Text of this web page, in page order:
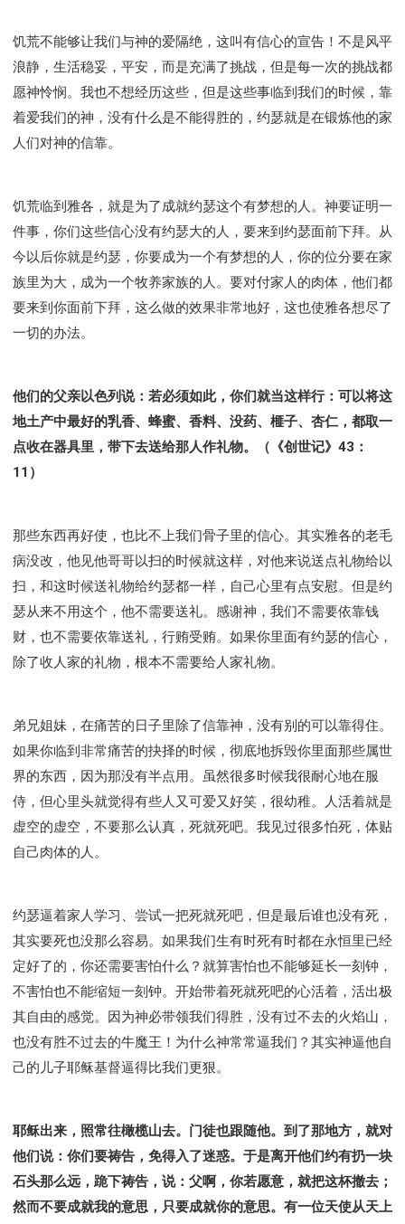
饥荒不能够让我们与神的爱隔绝，这叫有信心的宣告！不是风平
浪静，生活稳妥，平安，而是充满了挑战，但是每一次的挑战都
愿神怜悯。我也不想经历这些，但是这些事临到我们的时候，靠
着爱我们的神，没有什么是不能得胜的，约瑟就是在锻炼他的家
人们对神的信靠。
饥荒临到雅各，就是为了成就约瑟这个有梦想的人。神要证明一
件事，你们这些信心没有约瑟大的人，要来到约瑟面前下拜。从
今以后你就是约瑟，你要成为一个有梦想的人，你的位分要在家
族里为大，成为一个牧养家族的人。要对付家人的肉体，他们都
要来到你面前下拜，这么做的效果非常地好，这也使雅各想尽了
一切的办法。
他们的父亲以色列说：若必须如此，你们就当这样行：可以将这
地土产中最好的乳香、蜂蜜、香料、没药、榧子、杏仁，都取一
点收在器具里，带下去送给那人作礼物。（《创世记》43：
11）
那些东西再好使，也比不上我们骨子里的信心。其实雅各的老毛
病没改，他见他哥哥以扫的时候就这样，对他来说送点礼物给以
扫，和这时候送礼物给约瑟都一样，自己心里有点安慰。但是约
瑟从来不用这个，他不需要送礼。感谢神，我们不需要依靠钱
财，也不需要依靠送礼，行贿受贿。如果你里面有约瑟的信心，
除了收人家的礼物，根本不需要给人家礼物。
弟兄姐妹，在痛苦的日子里除了信靠神，没有别的可以靠得住。
如果你临到非常痛苦的抉择的时候，彻底地拆毁你里面那些属世
界的东西，因为那没有半点用。虽然很多时候我很耐心地在服
侍，但心里头就觉得有些人又可爱又好笑，很幼稚。人活着就是
虚空的虚空，不要那么认真，死就死吧。我见过很多怕死，体贴
自己肉体的人。
约瑟逼着家人学习、尝试一把死就死吧，但是最后谁也没有死，
其实要死也没那么容易。如果我们生有时死有时都在永恒里已经
定好了的，你还需要害怕什么？就算害怕也不能够延长一刻钟，
不害怕也不能缩短一刻钟。开始带着死就死吧的心活着，活出极
其自由的感觉。因为神必带领我们得胜，没有过不去的火焰山，
也没有胜不过去的牛魔王！为什么神常常逼我们？其实神逼他自
己的儿子耶稣基督逼得比我们更狠。
耶稣出来，照常往橄榄山去。门徒也跟随他。到了那地方，就对
他们说：你们要祷告，免得入了迷惑。于是离开他们约有扔一块
石头那么远，跪下祷告，说：父啊，你若愿意，就把这杯撤去；
然而不要成就我的意思，只要成就你的意思。有一位天使从天上